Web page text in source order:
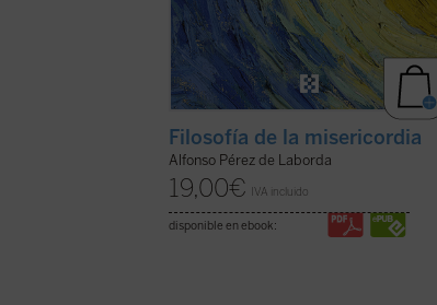
Filosofía de la misericordia
Alfonso Pérez de Laborda
19,00€ IVA incluido
disponible en ebook: